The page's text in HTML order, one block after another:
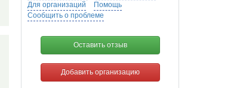
Для организаций
Помощь
Сообщить о проблеме
Оставить отзыв
Добавить организацию